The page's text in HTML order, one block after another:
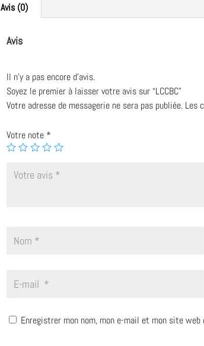
Avis (0)
Avis
Il n’y a pas encore d’avis.
Soyez le premier à laisser votre avis sur “LCCBC”
Votre adresse de messagerie ne sera pas publiée. Les
Votre note *
Enregistrer mon nom, mon e-mail et mon site